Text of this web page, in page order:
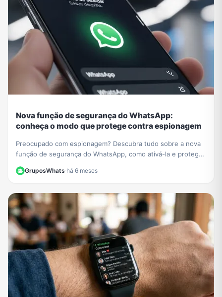
Nova função de segurança do WhatsApp:
conheça o modo que protege contra espionagem
Preocupado com espionagem? Descubra tudo sobre a nova
função de segurança do WhatsApp, como ativá-la e proteger
suas conversas de malwares e ataques.
GruposWhats·há 6 meses